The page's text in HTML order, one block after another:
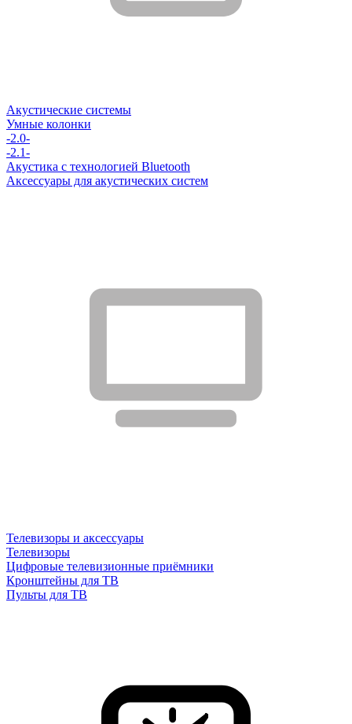
Акустические системы
Умные колонки
-2.0-
-2.1-
Акустика с технологией Bluetooth
Аксессуары для акустических систем
Телевизоры и аксессуары
Телевизоры
Цифровые телевизионные приёмники
Кронштейны для ТВ
Пульты для ТВ